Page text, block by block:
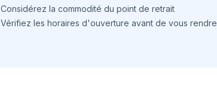
Considérez la commodité du point de retrait
Vérifiez les horaires d'ouverture avant de vous rendre